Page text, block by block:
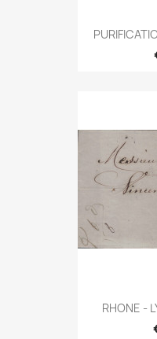
RHONE -